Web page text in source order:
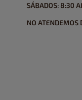
SÁBADOS: 8:30
NO ATENDEMOS